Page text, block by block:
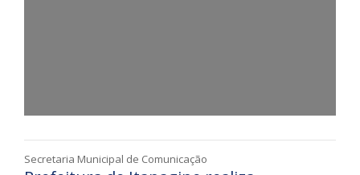
Secretaria Municipal de Comunicação